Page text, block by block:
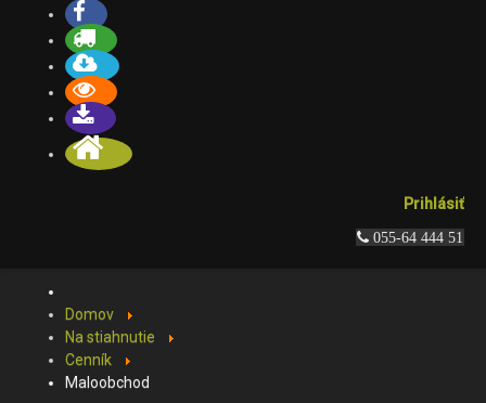
Prihlásiť
055-64 444 51
Domov
Na stiahnutie
Cenník
Maloobchod